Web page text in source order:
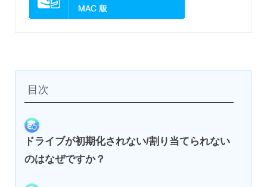
目次
ドライブが初期化されない/割り当てられない
のはなぜですか？